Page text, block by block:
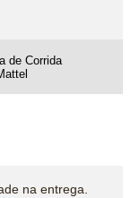
de Corrida
na entrega.